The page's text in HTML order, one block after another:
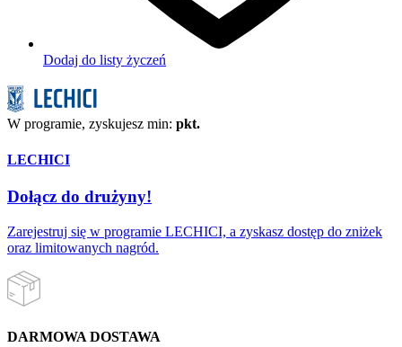
Dodaj do listy życzeń
W programie, zyskujesz min: pkt.
LECHICI
Dołącz do drużyny!
Zarejestruj się w programie LECHICI, a zyskasz dostęp do zniżek
oraz limitowanych nagród.
DARMOWA DOSTAWA